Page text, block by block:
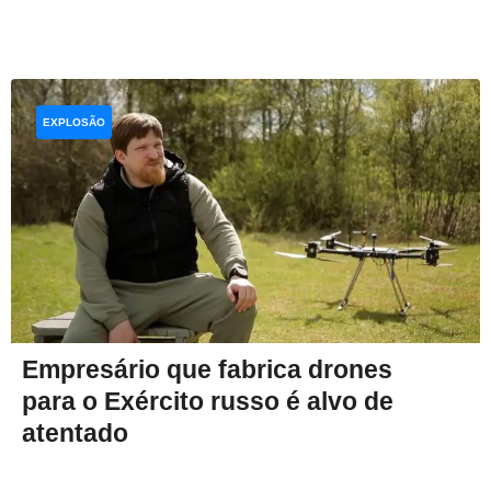
Empresário que fabrica drones
para o Exército russo é alvo de
atentado
EXPLOSÃO